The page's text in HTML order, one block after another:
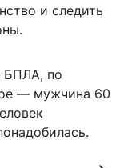
и следить
БПЛА, по
— мужчина 60